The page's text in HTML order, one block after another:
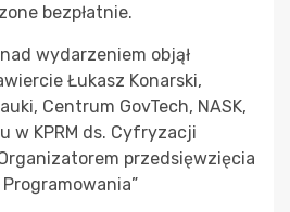
bezpłatnie.
wydarzeniem objął
Łukasz Konarski,
Centrum GovTech, NASK,
w KPRM ds. Cyfryzacji
przedsięwzięcia
Programowania”